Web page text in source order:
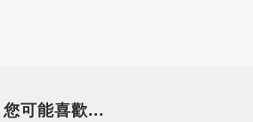
您可能喜歡...